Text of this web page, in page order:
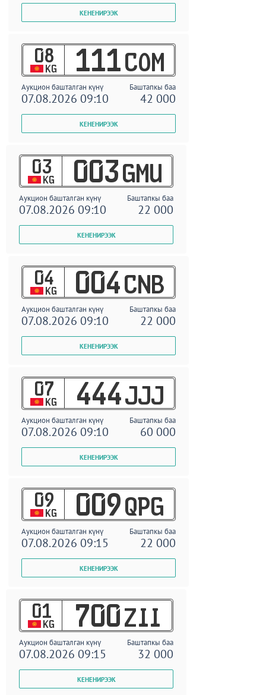
08
KG 111 COM
Аукцион башталган күнү Баштапкы баа
07.08.2026 09:10 42 000
03
KG 003 GMU
Аукцион башталган күнү Баштапкы баа
07.08.2026 09:10 22 000
04
KG 004 CNB
Аукцион башталган күнү Баштапкы баа
07.08.2026 09:10 22 000
07
KG 444 JJJ
Аукцион башталган күнү Баштапкы баа
07.08.2026 09:10 60 000
09
KG 009 QPG
Аукцион башталган күнү Баштапкы баа
07.08.2026 09:15 22 000
01
KG 700 ZII
Аукцион башталган күнү Баштапкы баа
07.08.2026 09:15 32 000